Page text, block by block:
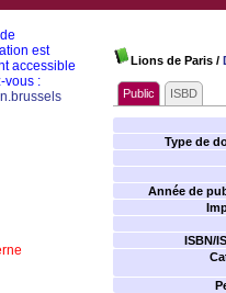
Lions de Paris /
Public ISBD
Type de
Année de
ISBN/
est
accessible
vous :